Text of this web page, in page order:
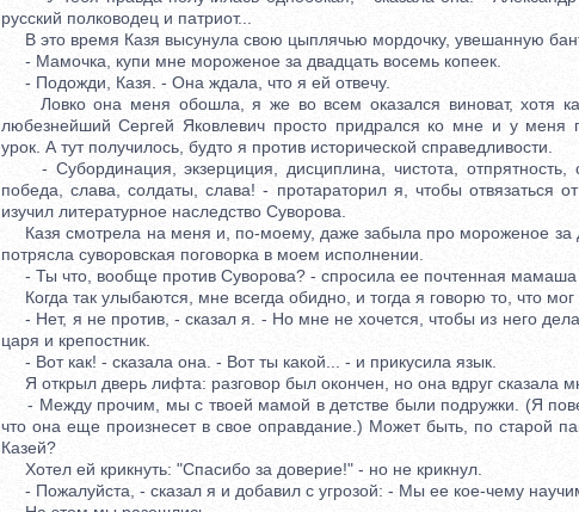
русский полководец и патриот...
В это время Казя высунула свою цыплячью мордочку, увешанную
- Мамочка, купи мне мороженое за двадцать восемь копеек.
- Подожди, Казя. - Она ждала, что я ей отвечу.
Ловко она меня обошла, я же во всем оказался виноват, хотя
любезнейший Сергей Яковлевич просто придрался ко мне и у меня
урок. А тут получилось, будто я против исторической справедливости.
- Субординация, экзерциция, дисциплина, чистота, отпрятность,
победа, слава, солдаты, слава! - протараторил я, чтобы отвязаться
изучил литературное наследство Суворова.
Казя смотрела на меня и, по-моему, даже забыла про мороженое за
потрясла суворовская поговорка в моем исполнении.
- Ты что, вообще против Суворова? - спросила ее почтенная мамаша
Когда так улыбаются, мне всегда обидно, и тогда я говорю то, что мог
- Нет, я не против, - сказал я. - Но мне не хочется, чтобы из него
царя и крепостник.
- Вот как! - сказала она. - Вот ты какой... - и прикусила язык.
Я открыл дверь лифта: разговор был окончен, но она вдруг сказала
- Между прочим, мы с твоей мамой в детстве были подружки. (Я
что она еще произнесет в свое оправдание.) Может быть, по старой
Казей?
Хотел ей крикнуть: "Спасибо за доверие!" - но не крикнул.
- Пожалуйста, - сказал я и добавил с угрозой: - Мы ее кое-чему